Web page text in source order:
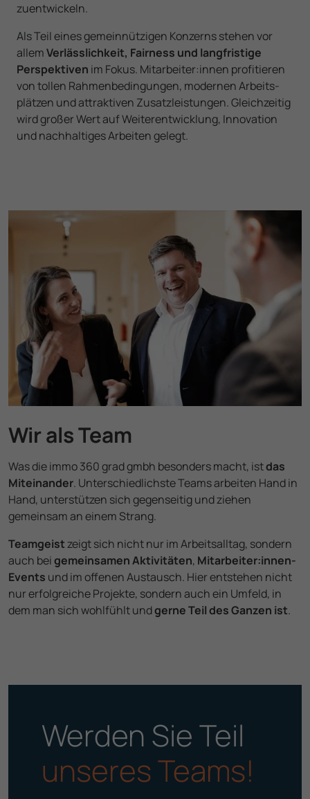
zuentwickeln.
Als Teil eines gemein­nützigen Konzerns stehen vor
allemVerlässlichkeit, Fairness und lang­fristige
Perspek­tiven im Fokus. Mitarbeiter­:innen profitieren
von tollen Rahmen­bedingungen, modernen Arbeits­
plätzen und attraktiven Zusatz­leistungen. Gleichzeitig
wird großer Wert auf Weiter­entwicklung, Innovation
und nach­haltiges Arbeiten gelegt.
Wir als Team
Was die immo 360 grad gmbh besonders macht, istdas
Miteinander. Unterschiedlichste Teams arbeiten Hand in
Hand, unterstützen sich gegenseitig und ziehen
gemeinsam an einem Strang.
Teamgeistzeigt sich nicht nur im Arbeits­alltag, sondern
auch beigemeinsamen Aktivitäten, Mitarbeiter­:innen-
Events und im offenen Austausch. Hier entstehen nicht
nur erfolgreiche Projekte, sondern auch ein Umfeld, in
dem man sich wohlfühlt undgerne Teil des Ganzen ist.
Werden Sie Teil
unseres Teams!